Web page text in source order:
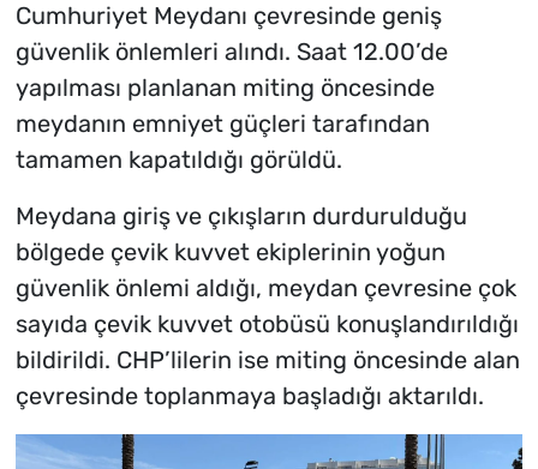
Cumhuriyet Meydanı çevresinde geniş
güvenlik önlemleri alındı. Saat 12.00’de
yapılması planlanan miting öncesinde
meydanın emniyet güçleri tarafından
tamamen kapatıldığı görüldü.
Meydana giriş ve çıkışların durdurulduğu
bölgede çevik kuvvet ekiplerinin yoğun
güvenlik önlemi aldığı, meydan çevresine çok
sayıda çevik kuvvet otobüsü konuşlandırıldığı
bildirildi. CHP’lilerin ise miting öncesinde alan
çevresinde toplanmaya başladığı aktarıldı.